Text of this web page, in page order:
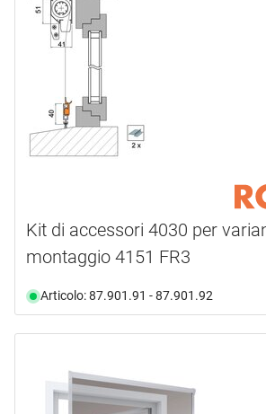
Kit di accessori 4030 per
montaggio 4151 FR3
Articolo: 87.901.91 - 87.901.92